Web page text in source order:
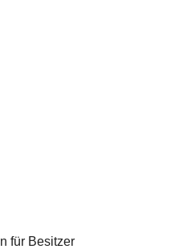
für Besitzer